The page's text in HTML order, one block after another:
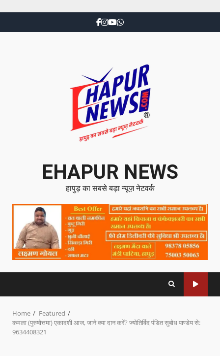
EHAPUR NEWS
हापुड़ का सबसे बड़ा न्यूज़ नेटवर्क
Home
Featured
कमला (पुरुषोत्तमा) एकादशी आज, जाने क्या दान करें? ज्योतिर्विद पंडित सुबोध पाण्डेय से:
9634408321